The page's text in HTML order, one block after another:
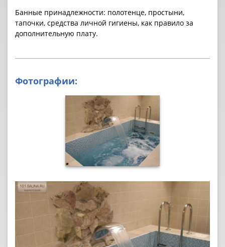
Банные принадлежности: полотенце, простыни,
тапочки, средства личной гигиены, как правило за
дополнительную плату.
Фотографии: